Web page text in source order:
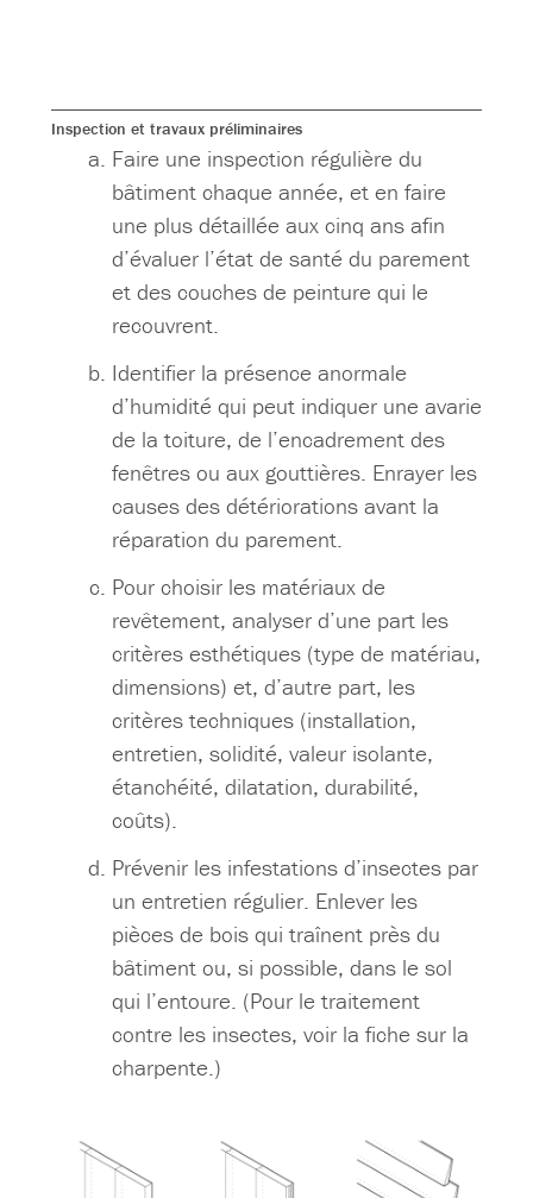
Inspection et travaux préliminaires
Faire une inspection régulière du
bâtiment chaque année, et en faire
une plus détaillée aux cinq ans afin
d’évaluer l’état de santé du parement
et des couches de peinture qui le
recouvrent.
Identifier la présence anormale
d’humidité qui peut indiquer une avarie
de la toiture, de l’encadrement des
fenêtres ou aux gouttières. Enrayer les
causes des détériorations avant la
réparation du parement.
Pour choisir les matériaux de
revêtement, analyser d’une part les
critères esthétiques (type de matériau,
dimensions) et, d’autre part, les
critères techniques (installation,
entretien, solidité, valeur isolante,
étanchéité, dilatation, durabilité,
coûts).
Prévenir les infestations d’insectes par
un entretien régulier. Enlever les
pièces de bois qui traînent près du
bâtiment ou, si possible, dans le sol
qui l’entoure. (Pour le traitement
contre les insectes, voir la fiche sur la
charpente.)